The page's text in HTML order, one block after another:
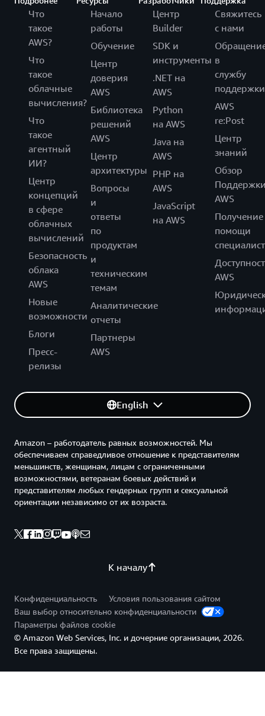
Что
такое
AWS?
Что
такое
облачные
вычисления?
Что
такое
агентный
ИИ?
Центр
концепций
в сфере
облачных
вычислений
Безопасность
облака
AWS
Новые
возможности
Блоги
Пресс-
релизы
Начало
работы
Обучение
Центр
доверия
AWS
Библиотека
решений
AWS
Центр
архитектуры
Вопросы
и
ответы
по
продуктам
и
техническим
темам
Аналитические
отчеты
Партнеры
AWS
Центр
Builder
SDK и
инструменты
.NET на
AWS
Python
на AWS
Java на
AWS
PHP на
AWS
JavaScript
на AWS
Свяжитесь
с нами
в
службу
поддержки
AWS
re:Post
Центр
знаний
Обзор
AWS
Получение
помощи
AWS
English
К началу
Amazon – работодатель равных возможностей. Мы
обеспечиваем справедливое отношение к представителям
меньшинств, женщинам, лицам с ограниченными
возможностями, ветеранам боевых действий и
представителям любых гендерных групп и сексуальной
ориентации независимо от их возраста.
Конфиденциальность
Условия пользования сайтом
Ваш выбор относительно конфиденциальности
Параметры файлов cookie
© Amazon Web Services, Inc. и дочерние организации, 2026.
Все права защищены.